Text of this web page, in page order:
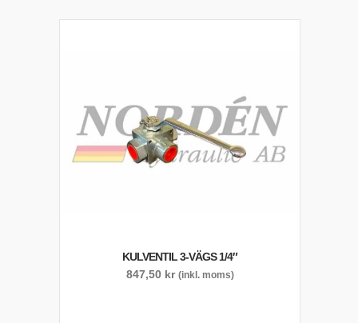
KULVENTIL 3-VÄGS 1/4″
847,50 kr (inkl. moms)